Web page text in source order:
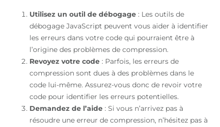
Utilisez un outil de débogage : Les outils de
débogage JavaScript peuvent vous aider à identifier
les erreurs dans votre code qui pourraient être à
l’origine des problèmes de compression.
Revoyez votre code : Parfois, les erreurs de
compression sont dues à des problèmes dans le
code lui-même. Assurez-vous donc de revoir votre
code pour identifier les erreurs potentielles.
Demandez de l’aide : Si vous n’arrivez pas à
résoudre une erreur de compression, n’hésitez pas à